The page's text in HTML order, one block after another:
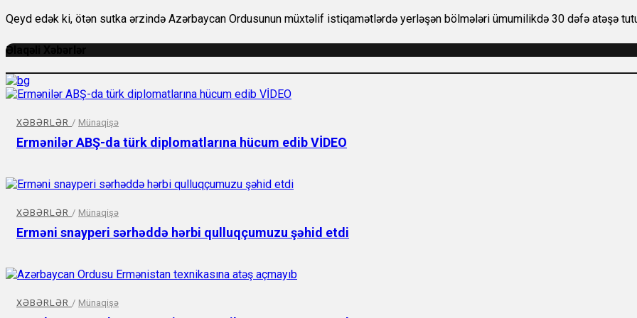
Qeyd edək ki, ötən sutka ərzində Azərbaycan Ordusunun müxtəlif istiqamətlərdə yerləşən bölmələri ümumilikdə 30 dəfə atəşə
Əlaqəli Xəbərlər
XƏBƏRLƏR / Münaqişə
Ermənilər ABŞ-da türk diplomatlarına hücum edib VİDEO
XƏBƏRLƏR / Münaqişə
Erməni snayperi sərhəddə hərbi qulluqçumuzu şəhid etdi
XƏBƏRLƏR / Münaqişə